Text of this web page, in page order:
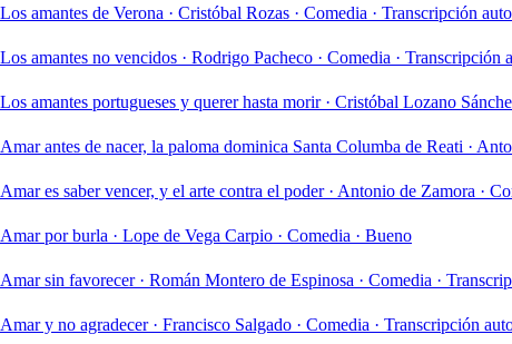
Los amantes de Verona · Cristóbal Rozas · Comedia · Transcripción
Los amantes no vencidos · Rodrigo Pacheco · Comedia · Transcripción
Los amantes portugueses y querer hasta morir · Cristóbal Lozano
Amar antes de nacer, la paloma dominica Santa Columba de Reati ·
Amar es saber vencer, y el arte contra el poder · Antonio de Zamora ·
Amar por burla · Lope de Vega Carpio · Comedia · Bueno
Amar sin favorecer · Román Montero de Espinosa · Comedia ·
Amar y no agradecer · Francisco Salgado · Comedia · Transcripción